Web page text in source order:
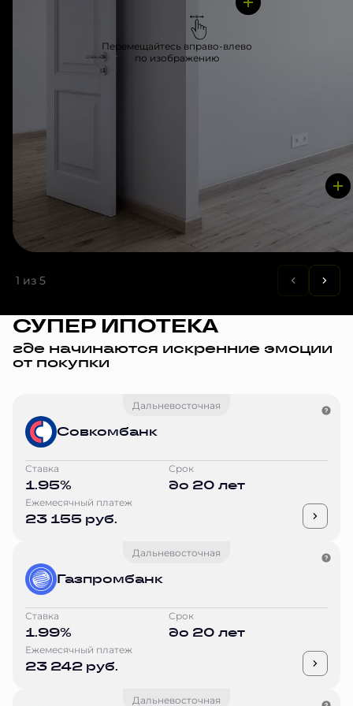
Перемещайтесь вправо-влево
по изображению
1 из 5
СУПЕР ИПОТЕКА
где начинаются искренние эмоции
от покупки
Дальневосточная
Совкомбанк
Ставка
1.95%
Срок
до 20 лет
Ежемесячный платеж
23 155 руб.
Дальневосточная
Газпромбанк
Ставка
1.99%
Срок
до 20 лет
Ежемесячный платеж
23 242 руб.
Дальневосточная